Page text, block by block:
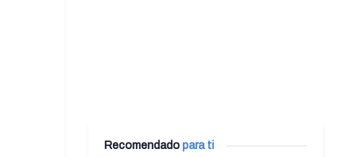
Recomendadopara ti